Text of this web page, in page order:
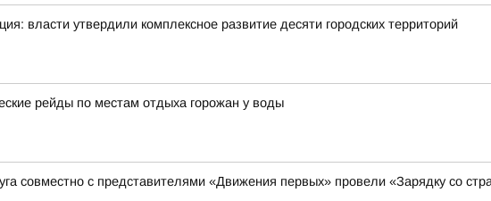
власти утвердили комплексное развитие десяти городских территорий
рейды по местам отдыха горожан у воды
совместно с представителями «Движения первых» провели «Зарядку со